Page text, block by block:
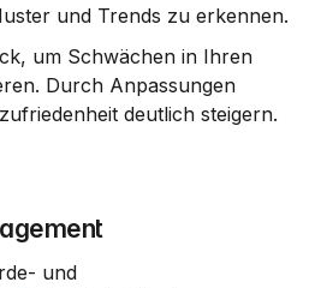
und Trends zu erkennen.
um Schwächen in Ihren
Durch Anpassungen
deutlich steigern.